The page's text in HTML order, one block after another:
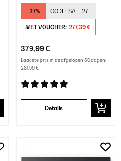
Zwart
-27% CODE: SALE27P
MET VOUCHER: 277,39 €
379,99 €
Laagste prijs in de afgelopen 30 dagen:
281,99 €
Details